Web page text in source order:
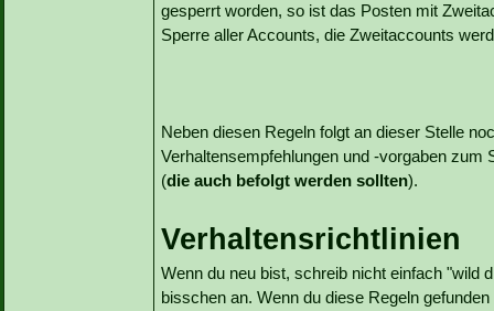
gesperrt worden, so ist das Posten mit
Sperre aller Accounts, die Zweitaccounts
Neben diesen Regeln folgt an dieser Stelle
Verhaltensempfehlungen und -vorgaben
(die auch befolgt werden sollten).
Verhaltensrichtlinien
Wenn du neu bist, schreib nicht einfach "wild
bisschen an. Wenn du diese Regeln